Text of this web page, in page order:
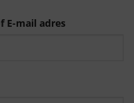
E-mail adres